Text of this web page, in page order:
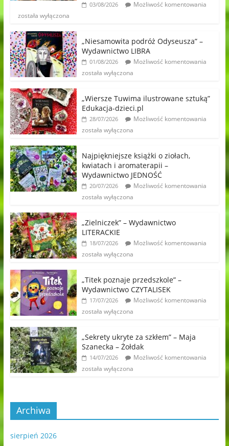
03/08/2026
Możliwość komentowania
została wyłączona
„Niesamowita podróż Odyseusza” –
Wydawnictwo LIBRA
01/08/2026
Możliwość komentowania
została wyłączona
„Wiersze Tuwima ilustrowane sztuką”
Edukacja-dzieci.pl
28/07/2026
Możliwość komentowania
została wyłączona
Najpiękniejsze książki o ziołach,
kwiatach i aromaterapii –
Wydawnictwo JEDNOŚĆ
20/07/2026
Możliwość komentowania
została wyłączona
„Zielniczek” – Wydawnictwo
LITERACKIE
18/07/2026
Możliwość komentowania
została wyłączona
„Titek poznaje przedszkole” –
Wydawnictwo CZYTALISEK
17/07/2026
Możliwość komentowania
została wyłączona
„Sekrety ukryte za szkłem” – Maja
Szanecka – Żołdak
14/07/2026
Możliwość komentowania
została wyłączona
Archiwa
sierpień 2026